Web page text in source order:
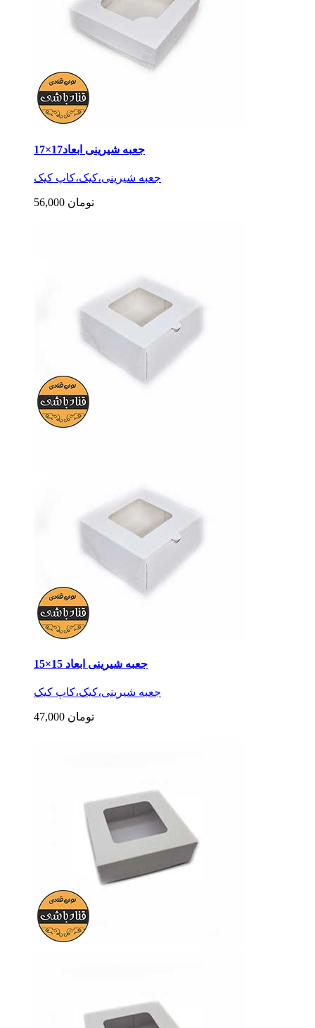
جعبه شیرینی ابعاد17×17
جعبه شیرینی،کیک،کاپ کیک
56,000 تومان
جعبه شیرینی ابعاد 15×15
جعبه شیرینی،کیک،کاپ کیک
47,000 تومان